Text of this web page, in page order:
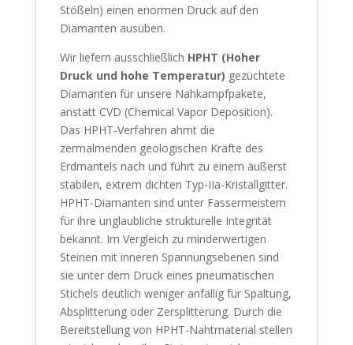
Stößeln) einen enormen Druck auf den
Diamanten ausüben.
Wir liefern ausschließlich HPHT (Hoher
Druck und hohe Temperatur) gezüchtete
Diamanten für unsere Nahkampfpakete,
anstatt CVD (Chemical Vapor Deposition).
Das HPHT-Verfahren ahmt die
zermalmenden geologischen Kräfte des
Erdmantels nach und führt zu einem äußerst
stabilen, extrem dichten Typ-IIa-Kristallgitter.
HPHT-Diamanten sind unter Fassermeistern
für ihre unglaubliche strukturelle Integrität
bekannt. Im Vergleich zu minderwertigen
Steinen mit inneren Spannungsebenen sind
sie unter dem Druck eines pneumatischen
Stichels deutlich weniger anfällig für Spaltung,
Absplitterung oder Zersplitterung. Durch die
Bereitstellung von HPHT-Nahtmaterial stellen